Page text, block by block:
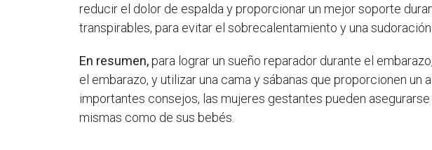
reducir el dolor de espalda y proporcionar un mejor soporte
transpirables, para evitar el sobrecalentamiento y una
En resumen,para lograr un sueño reparador durante el
el embarazo, y utilizar una cama y sábanas que proporcionen
importantes consejos, las mujeres gestantes pueden
mismas como de sus bebés.